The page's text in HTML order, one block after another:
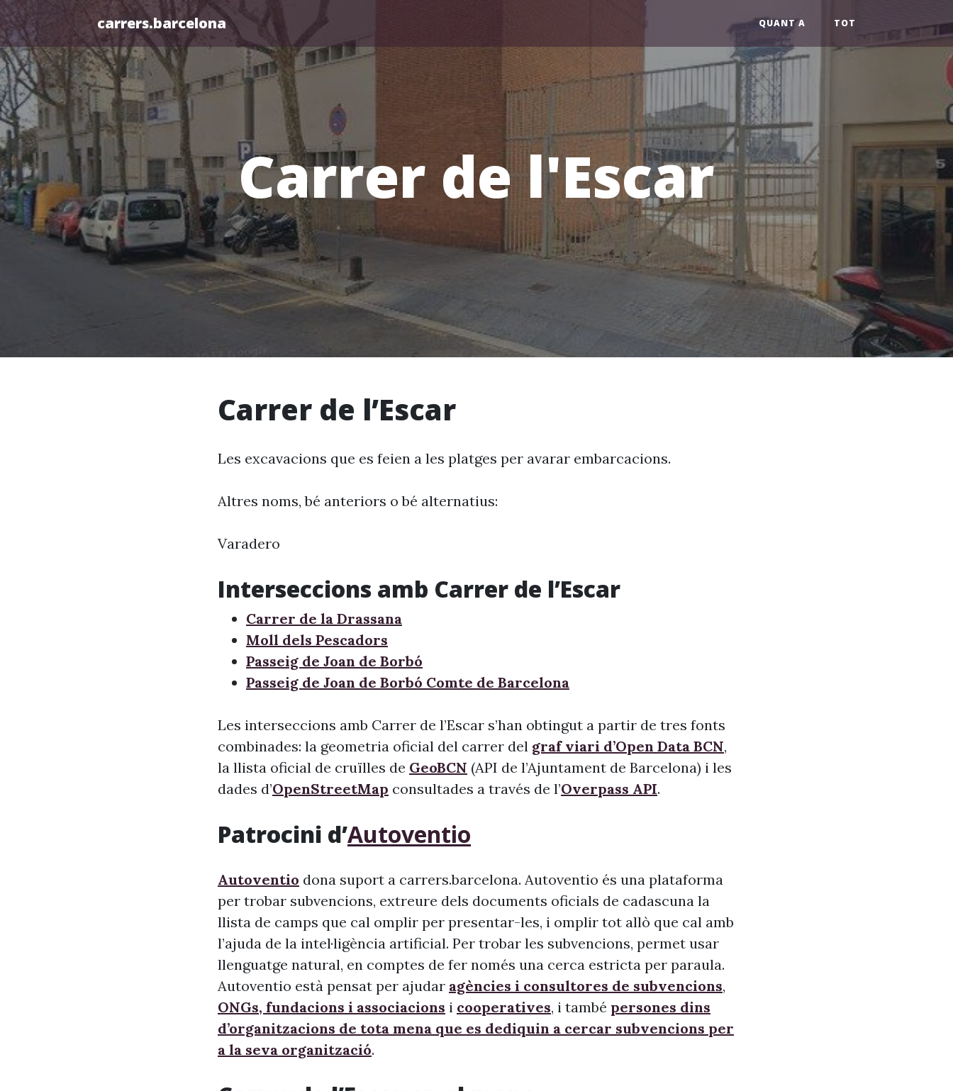
carrers.barcelona QUANT A TOT
Carrer de l'Escar
Carrer de l’Escar
Les excavacions que es feien a les platges per avarar embarcacions.
Altres noms, bé anteriors o bé alternatius:
Varadero
Interseccions amb Carrer de l’Escar
Carrer de la Drassana
Moll dels Pescadors
Passeig de Joan de Borbó
Passeig de Joan de Borbó Comte de Barcelona
Les interseccions amb Carrer de l’Escar s’han obtingut a partir de tres fonts
combinades: la geometria oficial del carrer del graf viari d’Open Data BCN,
la llista oficial de cruïlles de GeoBCN (API de l’Ajuntament de Barcelona) i les
dades d’OpenStreetMap consultades a través de l’Overpass API.
Patrocini d’Autoventio
Autoventio dona suport a carrers.barcelona. Autoventio és una plataforma
per trobar subvencions, extreure dels documents oficials de cadascuna la
llista de camps que cal omplir per presentar-les, i omplir tot allò que cal amb
l’ajuda de la intel·ligència artificial. Per trobar les subvencions, permet usar
llenguatge natural, en comptes de fer només una cerca estricta per paraula.
Autoventio està pensat per ajudar agències i consultores de subvencions,
ONGs, fundacions i associacions i cooperatives, i també persones dins
d’organitzacions de tota mena que es dediquin a cercar subvencions per
a la seva organització.